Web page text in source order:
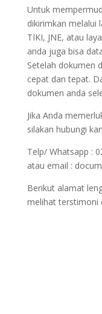
Untuk
dikirimkan melalui
TIKI, JNE, atau
anda juga bisa
Setelah dokumen
cepat dan tepat.
dokumen anda
Jika Anda
silakan hubungi
Telp/ Whatsapp :
atau email :
Berikut alamat
melihat terstimoni